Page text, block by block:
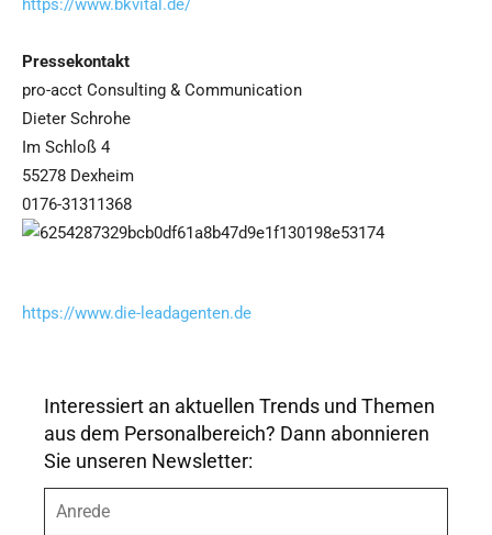
https://www.bkvital.de/
Pressekontakt
pro-acct Consulting & Communication
Dieter Schrohe
Im Schloß 4
55278 Dexheim
0176-31311368
https://www.die-leadagenten.de
Interessiert an aktuellen Trends und Themen
aus dem Personalbereich? Dann abonnieren
Sie unseren Newsletter: